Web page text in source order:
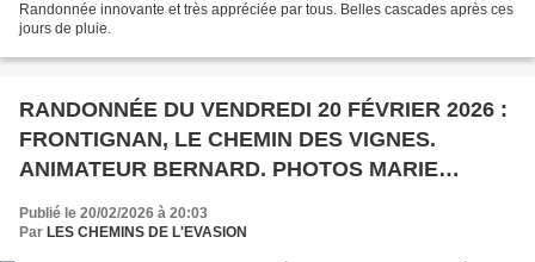
Randonnée innovante et très appréciée par tous. Belles cascades après ces
jours de pluie.
RANDONNÉE DU VENDREDI 20 FÉVRIER 2026 :
FRONTIGNAN, LE CHEMIN DES VIGNES.
ANIMATEUR BERNARD. PHOTOS MARIE
Publié le 20/02/2026 à 20:03
Par LES CHEMINS DE L'EVASION